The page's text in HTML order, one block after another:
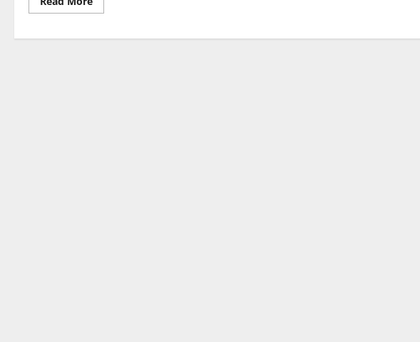
more
Goethe-